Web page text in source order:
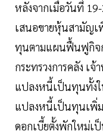
หลังจากเมื่อวันที่
เสนอขายหุ้นสามัญเ
ทุนตามแผนฟื้นฟูกิจก
กระทรวงการคลัง เ
แปลงหนี้เป็นทุนทั้ง
แปลงหนี้เป็นทุนเพิ่
ดอกเบี้ยตั้งพักใหม่เ